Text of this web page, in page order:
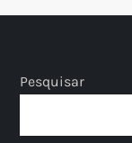
Pesquisar